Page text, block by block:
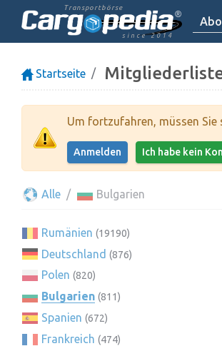
Transportbörse
since 2014
Startseite
Um fortzufahren, müssen
Anmelden Ich habe kein
Alle Bulgarien
Rumänien (19190)
Deutschland (876)
Polen (820)
Bulgarien (811)
Spanien (672)
Frankreich (474)